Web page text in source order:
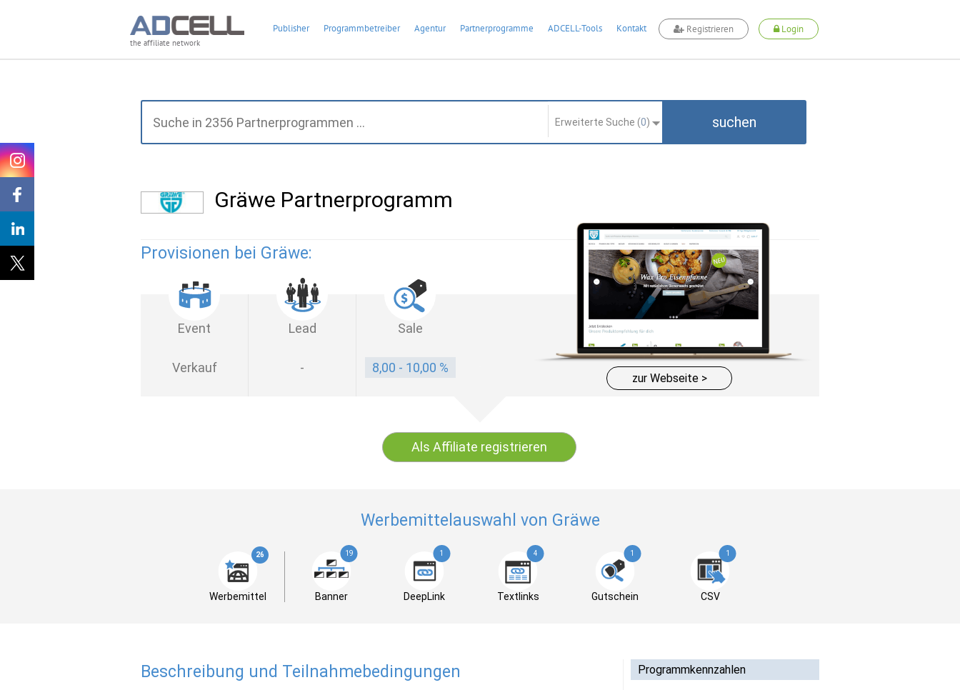
the affiliate network
Publisher Programmbetreiber Agentur Partnerprogramme ADCELL-Tools Kontakt Registrieren Login
Erweiterte Suche (0) suchen
Gräwe Partnerprogramm
Provisionen bei Gräwe:
Event Lead Sale
Verkauf - 8,00 - 10,00 %
zur Webseite >
Als Affiliate registrieren
Werbemittelauswahl von Gräwe
26
Werbemittel
19
Banner
1
DeepLink
4
Textlinks
1
Gutschein
1
CSV
Beschreibung und Teilnahmebedingungen Programmkennzahlen